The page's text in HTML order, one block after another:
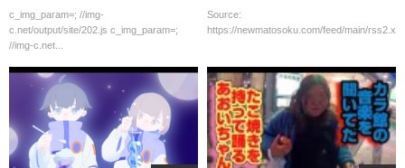
c_img_param=; //img-
c.net/output/site/202.js c_img_param=;
//img-c.net...
亡 一時閉鎖に
Source:
https://newmatosoku.com/feed/main/